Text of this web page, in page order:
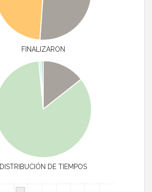
FINALIZARON
DISTRIBUCIÓN DE TIEMPOS